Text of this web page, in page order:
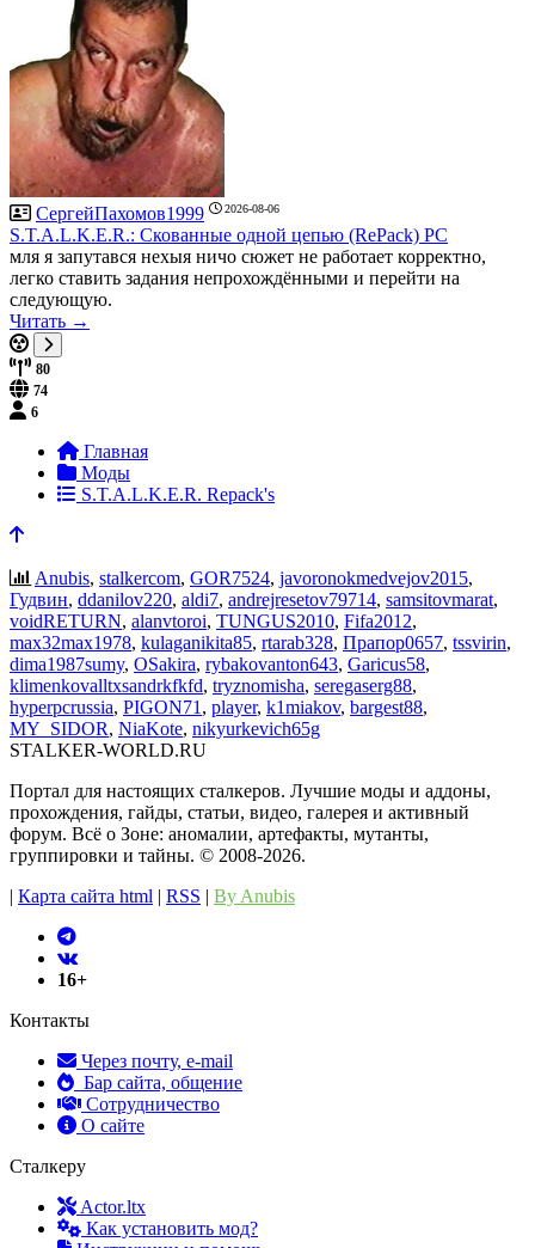
СергейПахомов1999 2026-08-06
S.T.A.L.K.E.R.: Скованные одной цепью (RePack) PC
мля я запутався нехыя ничо сюжет не работает корректно,
легко ставить задания непрохождёнными и перейти на
следующую.
Читать →
80
74
6
Главная
Моды
S.T.A.L.K.E.R. Repack's
Anubis, stalkercom, GOR7524, javoronokmedvejov2015,
Гудвин, ddanilov220, aldi7, andrejresetov79714, samsitovmarat,
voidRETURN, alanvtoroi, TUNGUS2010, Fifa2012,
max32max1978, kulaganikita85, rtarab328, Прапор0657, tssvirin,
dima1987sumy, OSakira, rybakovanton643, Garicus58,
klimenkovalltxsandrkfkfd, tryznomisha, seregaserg88,
hyperpcrussia, PIGON71 , player, k1miakov, bargest88,
MY_SIDOR, NiaKote, nikyurkevich65g
STALKER-WORLD.RU
Портал для настоящих сталкеров. Лучшие моды и аддоны,
прохождения, гайды, статьи, видео, галерея и активный
форум. Всё о Зоне: аномалии, артефакты, мутанты,
группировки и тайны. ©️ 2008-2026.
| Карта сайта html | RSS | By Anubis
16+
Контакты
Через почту, e-mail
Бар сайта, общение
Сотрудничество
О сайте
Сталкеру
Actor.ltx
Как установить мод?